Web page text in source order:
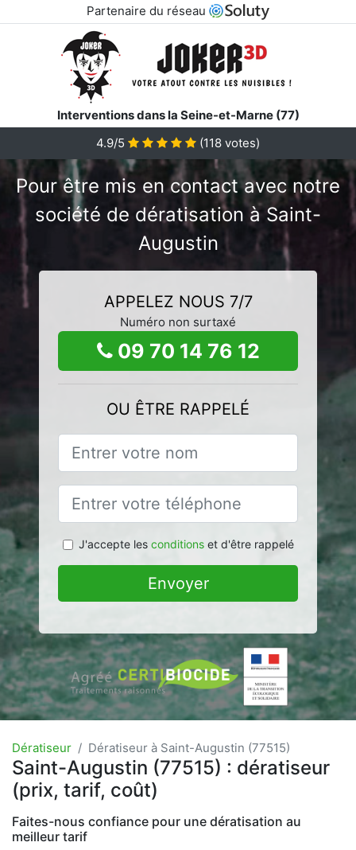
Partenaire du réseau
Interventions dans la Seine-et-Marne (77)
4.9/5
(118 votes)
Pour être mis en contact avec notre
société de dératisation à Saint-
Augustin
APPELEZ NOUS 7/7
Numéro non surtaxé
09 70 14 76 12
OU ÊTRE RAPPELÉ
J'accepte les conditionset d'être rappelé
Envoyer
Dératiseur Dératiseur à Saint-Augustin (77515)
Saint-Augustin (77515) : dératiseur
(prix, tarif, coût)
Faites-nous confiance pour une dératisation au
meilleur tarif